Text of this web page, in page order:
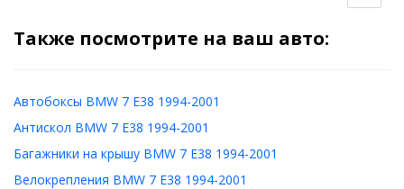
Также посмотрите на ваш авто:
Автобоксы BMW 7 E38 1994-2001
Антискол BMW 7 E38 1994-2001
Багажники на крышу BMW 7 E38 1994-2001
Велокрепления BMW 7 E38 1994-2001